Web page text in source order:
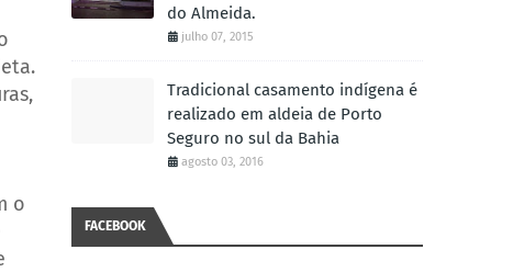
o
do Almeida.
julho 07, 2015
Tradicional casamento indígena é
realizado em aldeia de Porto
Seguro no sul da Bahia
agosto 03, 2016
FACEBOOK